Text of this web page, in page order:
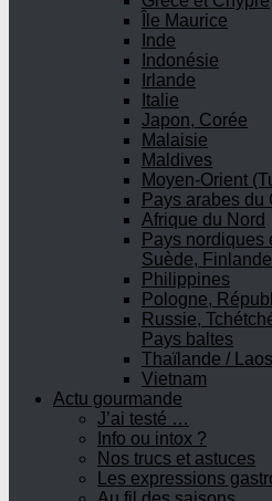
Île Maurice
Inde
Indonésie
Irlande
Italie
Japon, Corée
Malaisie
Maldives
Moyen-Orient
Pays arabes du
Afrique du Nord
Pays nordiques
Suède,
Philippines
Pologne,
Russie,
Pays baltes
Thaïlande / Laos
Vietnam
Actu gourmande
J’ai testé …
Info ou intox ?
Nos trucs et astuces
Les expressions